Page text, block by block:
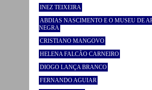
INEZ TEIXEIRA
ABDIAS NASCIMENTO E O MUSEU DE
NEGRA
CRISTIANO MANGOVO
HELENA FALCÃO CARNEIRO
DIOGO LANÇA BRANCO
FERNANDO AGUIAR